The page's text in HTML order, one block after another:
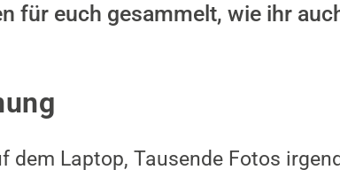
für euch gesammelt, wie ihr
dem Laptop, Tausende Fotos